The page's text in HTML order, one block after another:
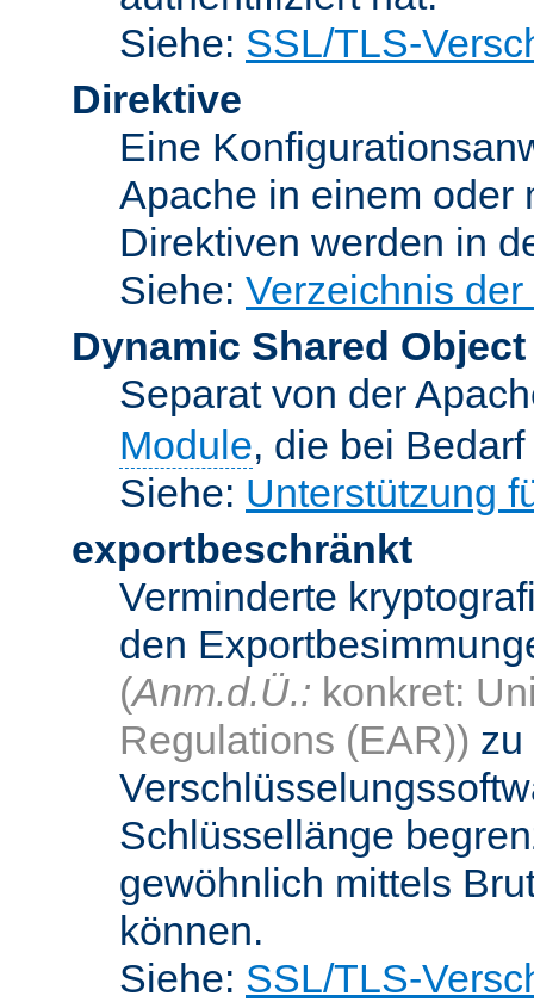
Siehe: SSL/TLS-
Direktive
Eine
Apache in einem oder
Direktiven werden in
Siehe: Verzeichnis
Dynamic Shared Object
Separat von der
Module, die bei
Siehe: Unterstützung
exportbeschränkt
Verminderte
den
(Anm.d.Ü.: konkret:
Regulations (EAR)) zu
Schlüssellänge
gewöhnlich mittels
können.
Siehe: SSL/TLS-